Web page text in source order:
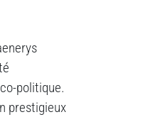
politique.
prestigieux